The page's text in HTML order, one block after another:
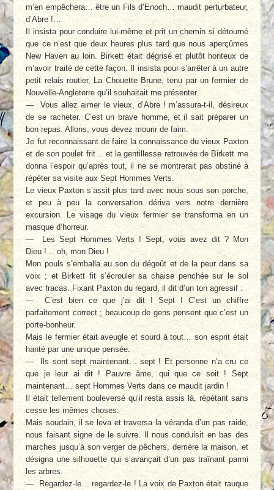
m’en empêchera… être un Fils d’Enoch… maudit perturbateur,
d’Abre !…
Il insista pour conduire lui-même et prit un chemin si détourné
que ce n’est que deux heures plus tard que nous aperçûmes
New Haven au loin. Birkett était dégrisé et plutôt honteux de
m’avoir traité de cette façon. Il insista pour s’arrêter à un autre
petit relais routier, La Chouette Brune, tenu par un fermier de
Nouvelle-Angleterre qu’il souhaitait me présenter.
— Vous allez aimer le vieux, d’Abre ! m’assura-t-il, désireux
de se racheter. C’est un brave homme, et il sait préparer un
bon repas. Allons, vous devez mourir de faim.
Je fut reconnaissant de faire la connaissance du vieux Paxton
et de son poulet frit… et la gentillesse retrouvée de Birkett me
donna l’espoir qu’après tout, il ne se montrerait pas obstiné à
répéter sa visite aux Sept Hommes Verts.
Le vieux Paxton s’assit plus tard avec nous sous son porche,
et peu à peu la conversation dériva vers notre dernière
excursion. Le visage du vieux fermier se transforma en un
masque d’horreur.
— Les Sept Hommes Verts ! Sept, vous avez dit ? Mon
Dieu !… oh, mon Dieu !
Mon pouls s’emballa au son du dégoût et de la peur dans sa
voix ; et Birkett fit s’écrouler sa chaise penchée sur le sol
avec fracas. Fixant Paxton du regard, il dit d’un ton agressif :
— C’est bien ce que j’ai dit ! Sept ! C’est un chiffre
parfaitement correct ; beaucoup de gens pensent que c’est un
porte-bonheur.
Mais le fermier était aveugle et sourd à tout… son esprit était
hanté par une unique pensée.
— Ils sont sept maintenant… sept ! Et personne n’a cru ce
que je leur ai dit ! Pauvre âme, qui que ce soit ! Sept
maintenant… sept Hommes Verts dans ce maudit jardin !
Il était tellement bouleversé qu’il resta assis là, répétant sans
cesse les mêmes choses.
Mais soudain, il se leva et traversa la véranda d’un pas raide,
nous faisant signe de le suivre. Il nous conduisit en bas des
marches jusqu’à son verger de pêchers, derrière la maison, et
désigna une silhouette qui s’avançait d’un pas traînant parmi
les arbres.
— Regardez-le… regardez-le ! La voix de Paxton était rauque